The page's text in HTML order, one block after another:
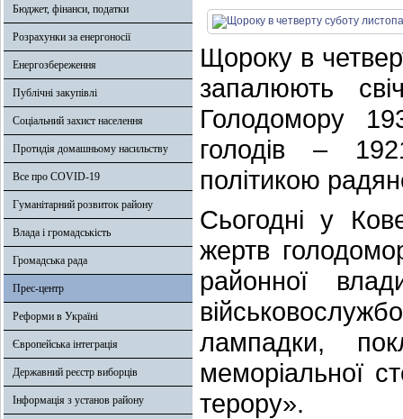
Бюджет, фінанси, податки
Розрахунки за енергоносії
Енергозбереження
Публічні закупівлі
Соціальний захист населення
Протидія домашньому насильству
Все про COVID-19
Гуманітарний розвиток району
Влада і громадськість
Громадська рада
Прес-центр
Реформи в Україні
Європейська інтеграція
Державний реєстр виборців
Інформація з установ району
Щороку в
запалюють
Голодомору
голодів –
політикою
Сьогодні у
жертв
районної
лампадки,
меморіальної
терору».